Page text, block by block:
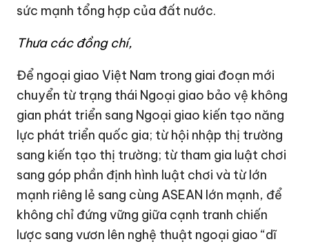
sức mạnh tổng hợp của đất nước.
Thưa các đồng chí,
Để ngoại giao Việt Nam trong giai đoạn mới
chuyển từ trạng thái Ngoại giao bảo vệ không
gian phát triển sang Ngoại giao kiến tạo năng
lực phát triển quốc gia; từ hội nhập thị trường
sang kiến tạo thị trường; từ tham gia luật chơi
sang góp phần định hình luật chơi và từ lớn
mạnh riêng lẻ sang cùng ASEAN lớn mạnh, để
không chỉ đứng vững giữa cạnh tranh chiến
lược sang vươn lên nghệ thuật ngoại giao “dĩ